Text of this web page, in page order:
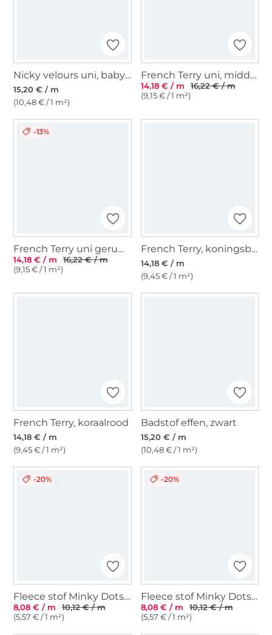
Nicky velours uni, babyroze
15,20 € / m
(10,48 € / 1 m²)
French Terry uni, middengroen
14,18 € / m
16,22 € / m
(9,15 € / 1 m²)
-13%
French Terry uni geruwd, marineblauw
14,18 € / m
16,22 € / m
(9,15 € / 1 m²)
French Terry, koningsblauw
14,18 € / m
(9,45 € / 1 m²)
French Terry, koraalrood
14,18 € / m
(9,45 € / 1 m²)
Badstof effen, zwart
15,20 € / m
(10,48 € / 1 m²)
-20%
Fleece stof Minky Dots, marineblauw
8,08 € / m
10,12 € / m
(5,57 € / 1 m²)
-20%
Fleece stof Minky Dots, beige grijs
8,08 € / m
10,12 € / m
(5,57 € / 1 m²)